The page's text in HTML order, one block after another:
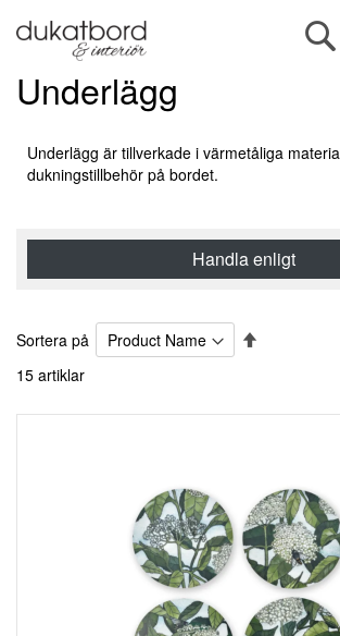
Underlägg
Underlägg är tillverkade i värmetåliga
dukningstillbehör på bordet.
15 artiklar
Sortera på
Handla enligt